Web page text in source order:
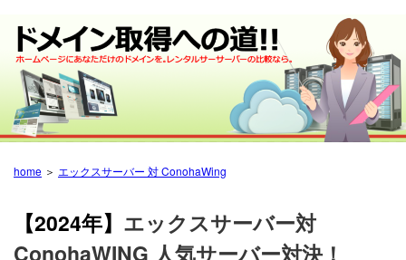
home ＞ エックスサーバー 対 ConohaWing
【2024年】 エックスサーバー対
ConohaWING 人気サーバー対決！